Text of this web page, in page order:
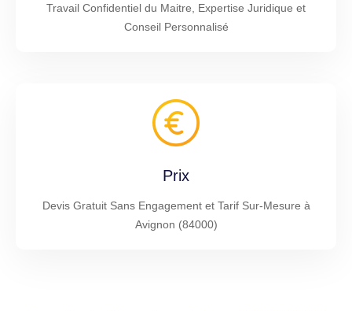
Travail Confidentiel du Maitre, Expertise Juridique et
Conseil Personnalisé
Prix
Devis Gratuit Sans Engagement et Tarif Sur-Mesure à
Avignon (84000)